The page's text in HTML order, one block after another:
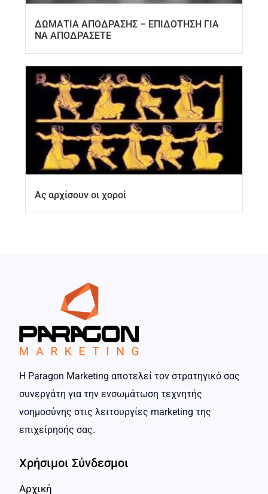
ΔΩΜΑΤΙΑ ΑΠΟΔΡΑΣΗΣ – ΕΠΙΔΟΤΗΣΗ ΓΙΑ
ΝΑ ΑΠΟΔΡΑΣΕΤΕ
Ας αρχίσουν οι χοροί
Η Paragon Marketing αποτελεί τον στρατηγικό σας
συνεργάτη για την ενσωμάτωση τεχνητής
νοημοσύνης στις λειτουργίες marketing της
επιχείρησής σας.
Χρήσιμοι Σύνδεσμοι
Αρχική